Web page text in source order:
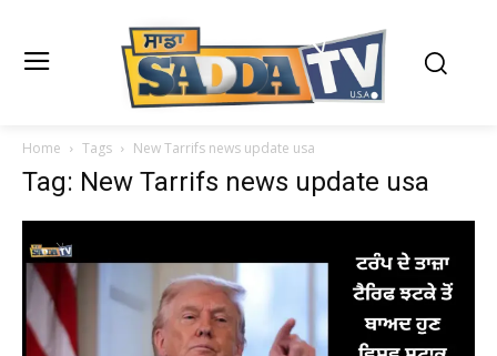
Home Tags New Tarrifs news update usa
Tag: New Tarrifs news update usa